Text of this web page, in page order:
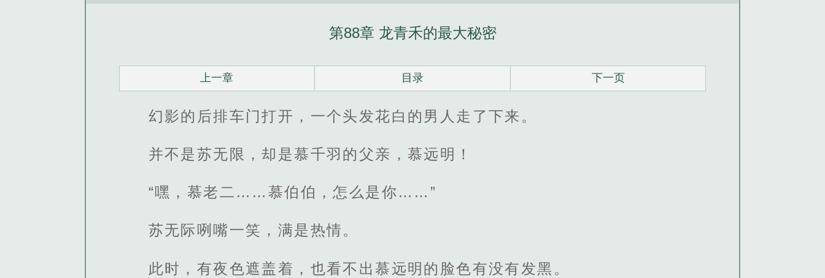
第88章 龙青禾的最大秘密
上一章 目录 下一页
幻影的后排车门打开，一个头发花白的男人走了下来。
并不是苏无限，却是慕千羽的父亲，慕远明！
“嘿，慕老二……慕伯伯，怎么是你……”
苏无际咧嘴一笑，满是热情。
此时，有夜色遮盖着，也看不出慕远明的脸色有没有发黑。